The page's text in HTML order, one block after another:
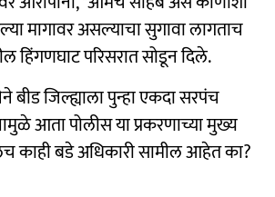
मागावर असल्याचा सुगावा लागताच
हिंगणघाट परिसरात सोडून दिले.
जिल्ह्याला पुन्हा एकदा सरपंच
आता पोलीस या प्रकरणाच्या मुख्य
काही बडे अधिकारी सामील आहेत का?